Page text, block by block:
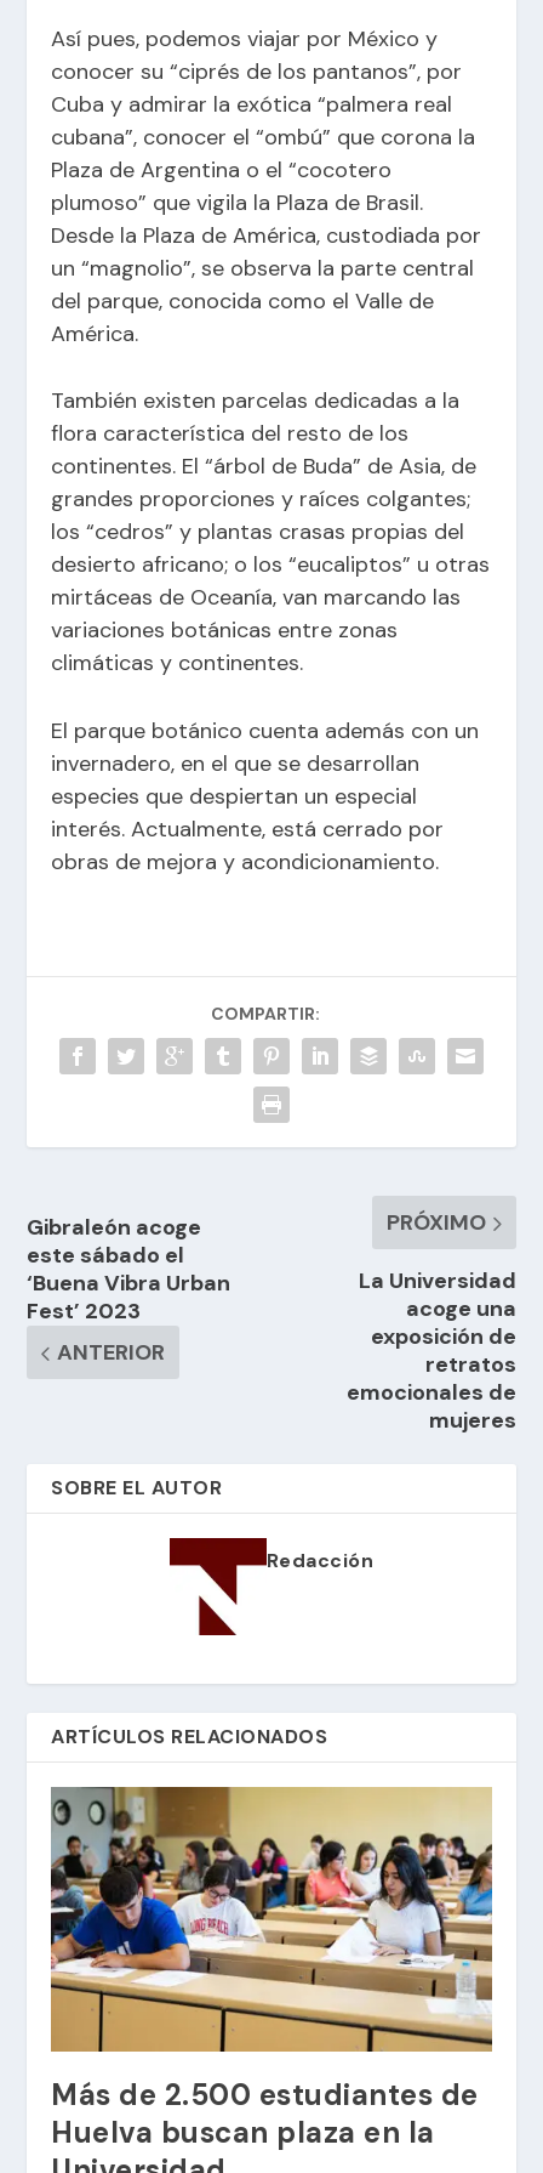
Así pues, podemos viajar por México y
conocer su “ciprés de los pantanos”, por
Cuba y admirar la exótica “palmera real
cubana”, conocer el “ombú” que corona la
Plaza de Argentina o el “cocotero
plumoso” que vigila la Plaza de Brasil.
Desde la Plaza de América, custodiada por
un “magnolio”, se observa la parte central
del parque, conocida como el Valle de
América.
También existen parcelas dedicadas a la
flora característica del resto de los
continentes. El “árbol de Buda” de Asia, de
grandes proporciones y raíces colgantes;
los “cedros” y plantas crasas propias del
desierto africano; o los “eucaliptos” u otras
mirtáceas de Oceanía, van marcando las
variaciones botánicas entre zonas
climáticas y continentes.
El parque botánico cuenta además con un
invernadero, en el que se desarrollan
especies que despiertan un especial
interés. Actualmente, está cerrado por
obras de mejora y acondicionamiento.
COMPARTIR:
Gibraleón acoge
este sábado el
‘Buena Vibra Urban
Fest’ 2023
ANTERIOR
PRÓXIMO
La Universidad
acoge una
exposición de
retratos
emocionales de
mujeres
SOBRE EL AUTOR
Redacción
ARTÍCULOS RELACIONADOS
Más de 2.500 estudiantes de
Huelva buscan plaza en la